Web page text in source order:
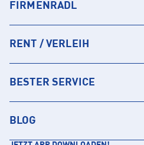
FIRMENRADL
RENT / VERLEIH
BESTER SERVICE
BLOG